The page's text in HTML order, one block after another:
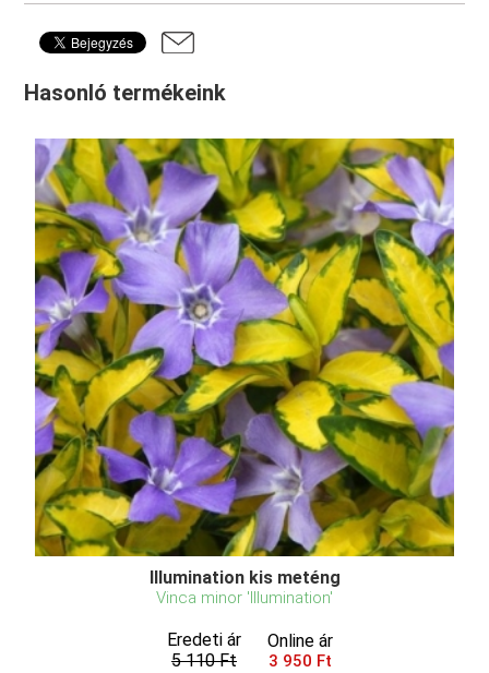
Hasonló termékeink
Illumination kis meténg
Vinca minor 'Illumination'
Eredeti ár
5 110 Ft
Online ár
3 950 Ft